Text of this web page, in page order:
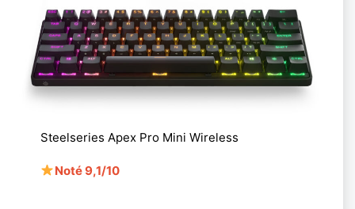
Steelseries Apex Pro Mini Wireless
Noté 9,1/10